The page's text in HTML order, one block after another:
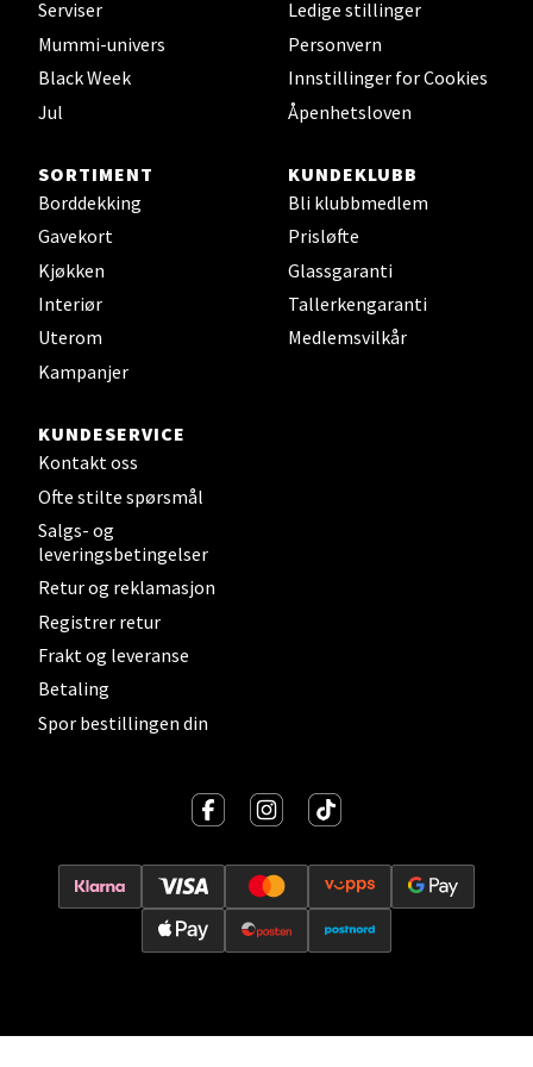
Serviser
Mummi-univers
Black Week
Jul
Ledige stillinger
Personvern
Innstillinger for Cookies
Åpenhetsloven
SORTIMENT
Borddekking
Gavekort
Kjøkken
Interiør
Uterom
Kampanjer
KUNDEKLUBB
Bli klubbmedlem
Prisløfte
Glassgaranti
Tallerkengaranti
Medlemsvilkår
KUNDESERVICE
Kontakt oss
Ofte stilte spørsmål
Salgs- og
leveringsbetingelser
Retur og reklamasjon
Registrer retur
Frakt og leveranse
Betaling
Spor bestillingen din
Torgbakken 2, 5401 Stord
Åpent i dag 10-15
Oslo - Thon Senter Storo
Vitaminveien 7 - 9, 0485 Oslo
0 i butikk
Lillehammer - Strandtorget
Strandtorget, 2609 Lillehammer
Åpent i dag 09-18
0 i butikk
Strømmen - Thon Senter Strømmen